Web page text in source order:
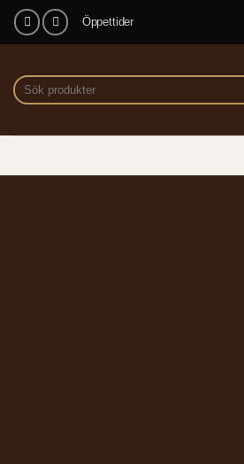
Skip
Öppettider
Sök
efter: